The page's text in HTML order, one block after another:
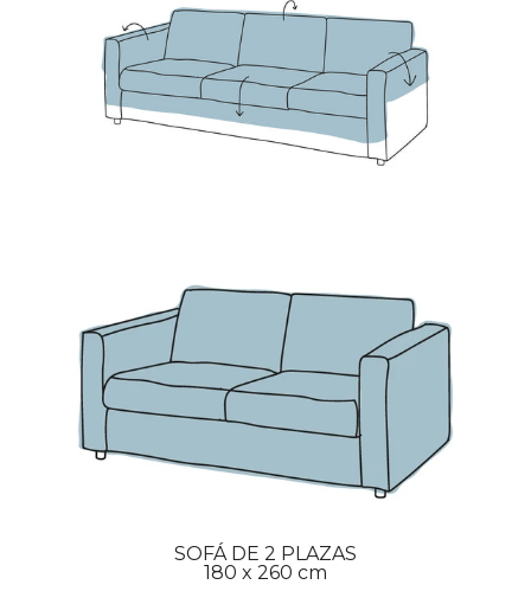
SOFÁ DE 2 PLAZAS
180 x 260 cm